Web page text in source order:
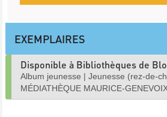
EXEMPLAIRES
Disponible à Bibliothèques de
Album jeunesse | Jeunesse (rez-de-
MÉDIATHÈQUE MAURICE-